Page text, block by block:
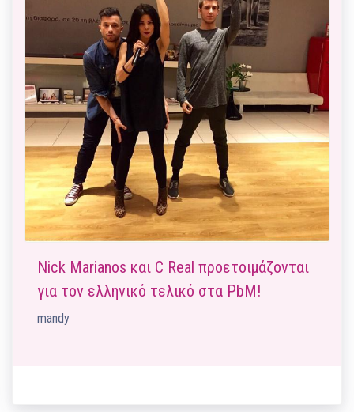
Nick Marianos και C Real προετοιμάζονται
για τον ελληνικό τελικό στα PbM!
mandy